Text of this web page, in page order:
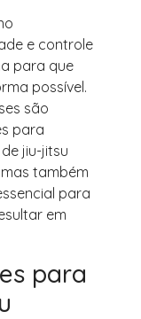
e controle
para que
possível.
são
para
jiu-jitsu
também
para
em
para